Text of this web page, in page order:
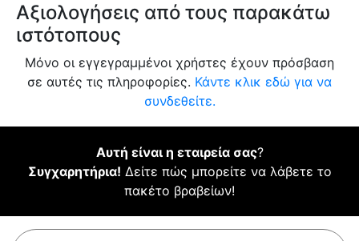
Αξιολογήσεις από τους παρακάτω
ιστότοπους
Μόνο οι εγγεγραμμένοι χρήστες έχουν πρόσβαση
σε αυτές τις πληροφορίες. Κάντε κλικ εδώ για να
συνδεθείτε.
Αυτή είναι η εταιρεία σας?
Συγχαρητήρια! Δείτε πώς μπορείτε να λάβετε το
πακέτο βραβείων!